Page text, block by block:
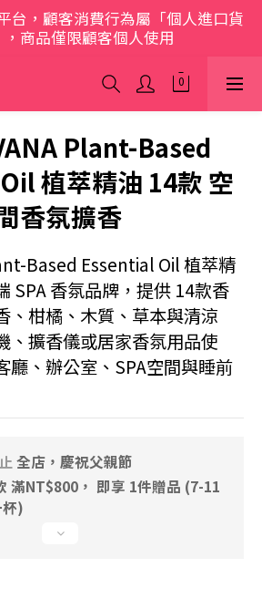
歡迎光臨 S.A.W
台，顧客消費行為屬「個人進口貨
商品僅限顧客個人使用
歡迎光臨 S.A.W
Plant-Based
植萃精油 14款 空
香氛擴香
Based Essential Oil 植萃精
SPA 香氛品牌，提供 14款香
、柑橘、木質、草本與清涼
、擴香儀或居家香氛用品使
廳、辦公室、SPA空間與睡前
全店，慶祝父親節
滿NT$800， 即享 1件贈品 (7-11
)